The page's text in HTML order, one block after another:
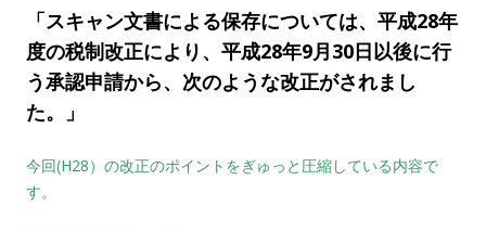
「スキャン文書による保存については、平成28年
度の税制改正により、平成28年9月30日以後に行
う承認申請から、次のような改正がされまし
た。」
今回(H28）の改正のポイントをぎゅっと圧縮している内容で
す。